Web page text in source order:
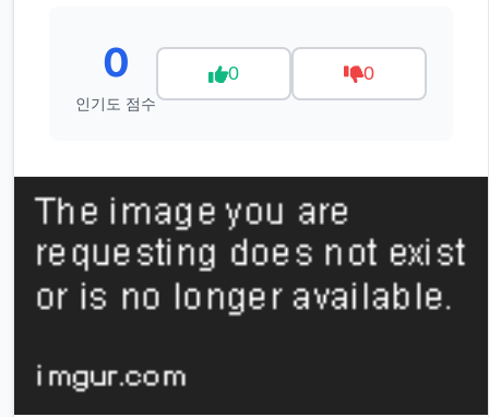
0
인기도 점수
0 0